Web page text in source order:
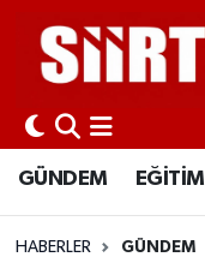
GÜNDEM EĞİTİM
HABERLER GÜNDEM
GÜNDEM
EĞİTİM
SİYASET
Siirt Nöbetçi
Siirt Hava
Siirt Namaz